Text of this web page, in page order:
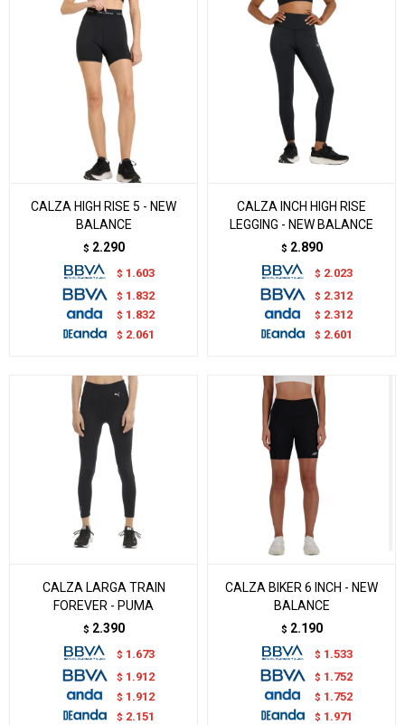
CALZA HIGH RISE 5 - NEW
BALANCE
$ 2.290
$ 1.603
$ 1.832
$ 1.832
$ 2.061
CALZA INCH HIGH RISE
LEGGING - NEW BALANCE
$ 2.890
$ 2.023
$ 2.312
$ 2.312
$ 2.601
CALZA LARGA TRAIN
FOREVER - PUMA
$ 2.390
$ 1.673
$ 1.912
$ 1.912
$ 2.151
CALZA BIKER 6 INCH - NEW
BALANCE
$ 2.190
$ 1.533
$ 1.752
$ 1.752
$ 1.971